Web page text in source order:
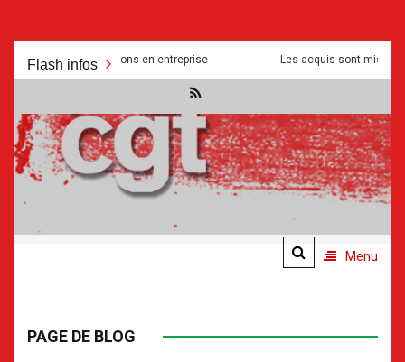
au
Flash infos
et manipulations en entreprise Les acquis sont mis a mal
.
Menu
PAGE DE BLOG